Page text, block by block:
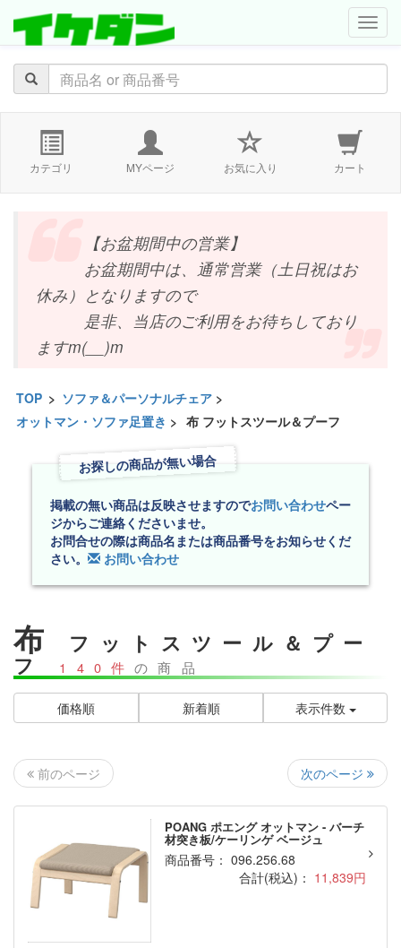
カテゴリ MYページ お気に入り カート
【お盆期間中の営業】
お盆期間中は、通常営業（土日祝はお
休み）となりますので
是非、当店のご利用をお待ちしており
ますm(__)m
TOP > ソファ＆パーソナルチェア >
オットマン・ソファ足置き > 布 フットスツール＆プーフ
お探しの商品が無い場合
掲載の無い商品は反映させますのでお問い合わせペー
ジからご連絡くださいませ。
お問合せの際は商品名または商品番号をお知らせくだ
さい。
お問い合わせ
布 フットスツール＆プー
フ 140件の商品
価格順 新着順 表示件数
前のページ 次のページ
POANG ポエング オットマン - バーチ
材突き板/ケーリンゲ ベージュ
商品番号： 096.256.68
合計(税込)： 11,839円